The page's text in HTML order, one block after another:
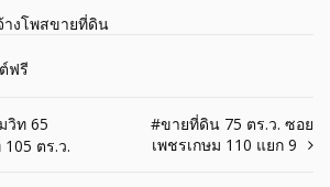
างโพสขายที่ดิน
ฟรี
วิท 65
ตร.ว.
#ขายที่ดิน 75 ตร.ว. ซอย
เพชรเกษม 110 แยก 9